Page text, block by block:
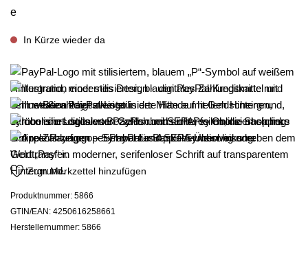
In Kürze wieder da
Zum Merkzettel hinzufügen
Produktnummer: 5866
GTIN/EAN: 4250616258661
Herstellernummer: 5866